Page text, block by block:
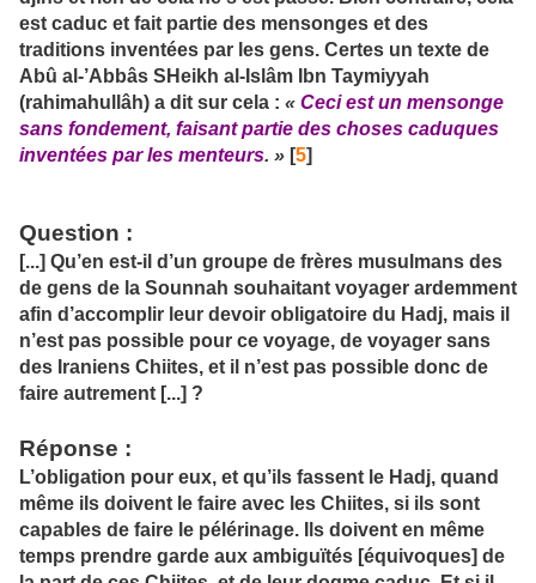
est caduc et fait partie des mensonges et des
traditions inventées par les gens. Certes un texte de
Abû al-’Abbâs SHeikh al-Islâm Ibn Taymiyyah
(rahimahullâh) a dit sur cela : « Ceci est un mensonge
sans fondement, faisant partie des choses caduques
inventées par les menteurs. » [5]
Question :
[...] Qu’en est-il d’un groupe de frères musulmans des
de gens de la Sounnah souhaitant voyager ardemment
afin d’accomplir leur devoir obligatoire du Hadj, mais il
n’est pas possible pour ce voyage, de voyager sans
des Iraniens Chiites, et il n’est pas possible donc de
faire autrement [...] ?
Réponse :
L’obligation pour eux, et qu’ils fassent le Hadj, quand
même ils doivent le faire avec les Chiites, si ils sont
capables de faire le pélérinage. Ils doivent en même
temps prendre garde aux ambiguïtés [équivoques] de